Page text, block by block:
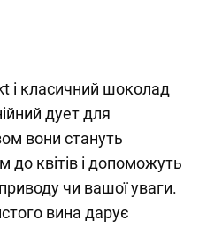
і класичний шоколад
дует для
вони стануть
квітів і допоможуть
чи вашої уваги.
вина дарує